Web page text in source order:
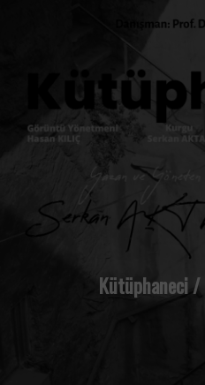
Kütüphaneci